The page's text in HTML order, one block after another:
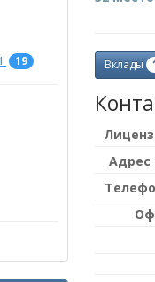
19 Вклады
Адрес